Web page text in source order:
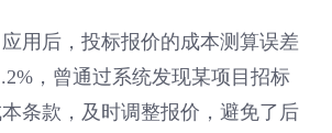
用后，投标报价的成本测算误差
，曾通过系统发现某项目招标
条款，及时调整报价，避免了后